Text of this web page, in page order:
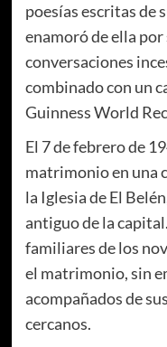
poesías escritas de
enamoró de ella
conversaciones
combinado con un
Guinness World
El 7 de febrero de
matrimonio en una
la Iglesia de El
antiguo de la
familiares de los
el matrimonio, sin
acompañados de
cercanos.